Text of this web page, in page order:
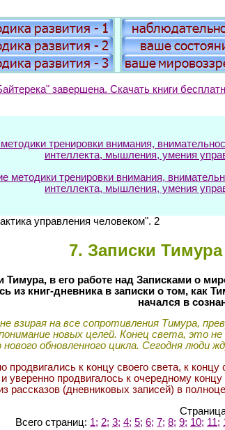
завершена. Скачать книги
тренировки внимания,
интеллекта, мышления, умения
тренировки внимания,
интеллекта, мышления, умения
управления человеком". 2
7. Записки
в его работе над Записками о
из книг-дневника в записки о том, как
начался в
взирая на все сопротивления Тимура,
новых целей. Конец света, это
обновленного цикла. Сегодня люди
продвигались к концу своего света, к
уверенно продвигалось к очередному
рассказов (дневниковых записей) в
Всего страниц: 1; 2; 3; 4; 5; 6; 7; 8; 9; 10; 11;